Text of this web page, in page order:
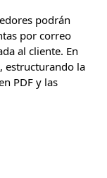
podrán
por correo
al cliente. En
estructurando la
PDF y las